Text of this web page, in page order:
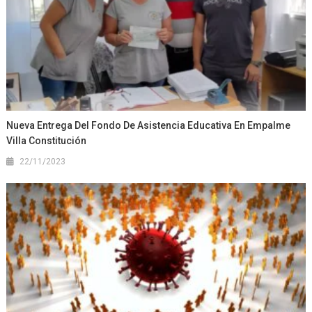
Nueva Entrega Del Fondo De Asistencia Educativa En Empalme
Villa Constitución
22/11/2023